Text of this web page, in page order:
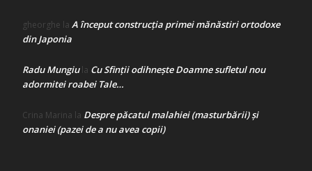
gheorghe la A început construcţia primei mănăstiri ortodoxe
din Japonia
Radu Mungiula Cu Sfinții odihnește Doamne sufletul nou
adormitei roabei Tale…
Crina Marina la Despre păcatul malahiei (masturbării) şi
onaniei (pazei de a nu avea copii)